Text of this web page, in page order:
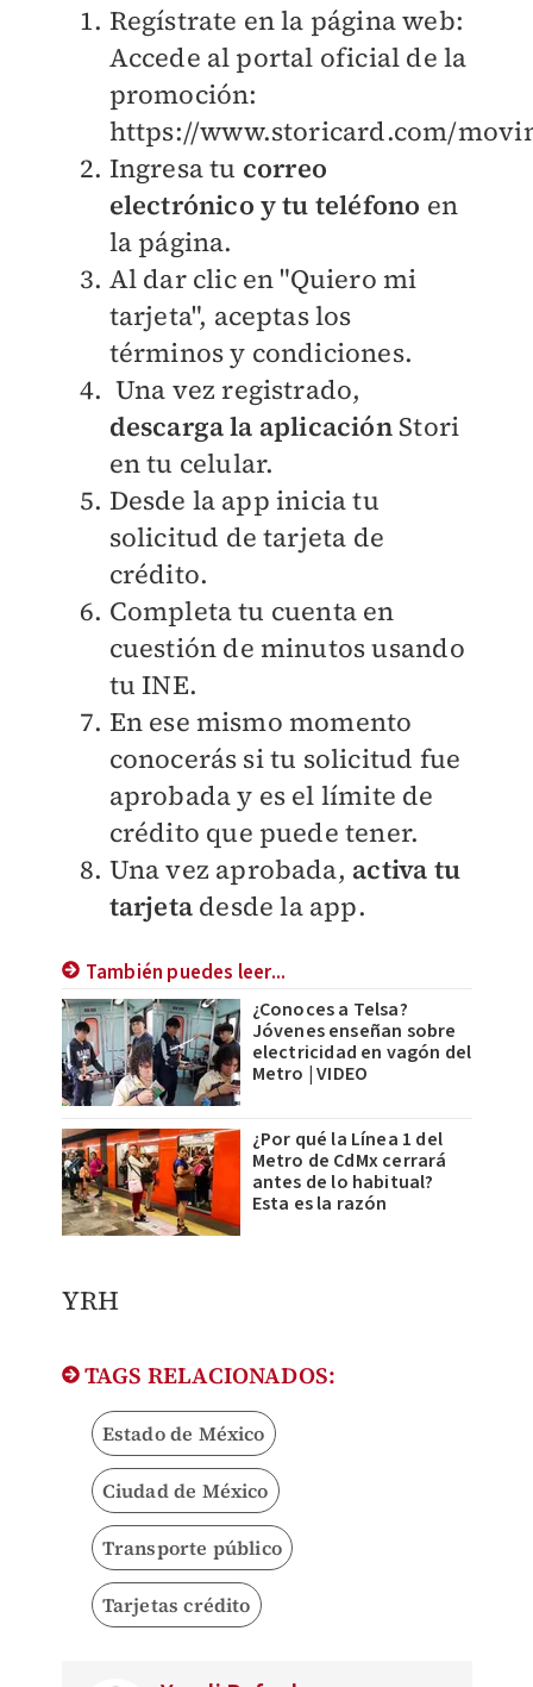
Regístrate en la página web:
Accede al portal oficial de la
promoción:
https://www.storicard.com/
Ingresa tu correo
electrónico y tu teléfono en
la página.
Al dar clic en "Quiero mi
tarjeta", aceptas los
términos y condiciones.
Una vez registrado,
descarga la aplicaciónStori
en tu celular.
Desde la app inicia tu
solicitud de tarjeta de
crédito.
Completa tu cuenta en
cuestión de minutos usando
tu INE.
En ese mismo momento
conocerás si tu solicitud fue
aprobada y es el límite de
crédito que puede tener.
Una vez aprobada, activa tu
tarjeta desde la app.
También puedes leer...
¿Conoces a Telsa?
Jóvenes enseñan sobre
electricidad en vagón del
Metro | VIDEO
¿Por qué la Línea 1 del
Metro de CdMx cerrará
antes de lo habitual?
Esta es la razón
YRH
TAGS RELACIONADOS:
Estado de México
Ciudad de México
Transporte público
Tarjetas crédito